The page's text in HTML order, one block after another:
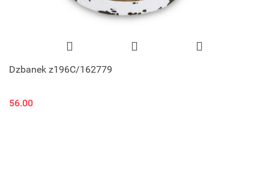
Dzbanek z196C/162779
56.00